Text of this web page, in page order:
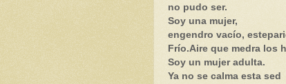
no pudo ser.
Soy una mujer,
engendro vacío,
Frío.Aire que medra los
Soy un mujer adulta.
Ya no se calma esta sed